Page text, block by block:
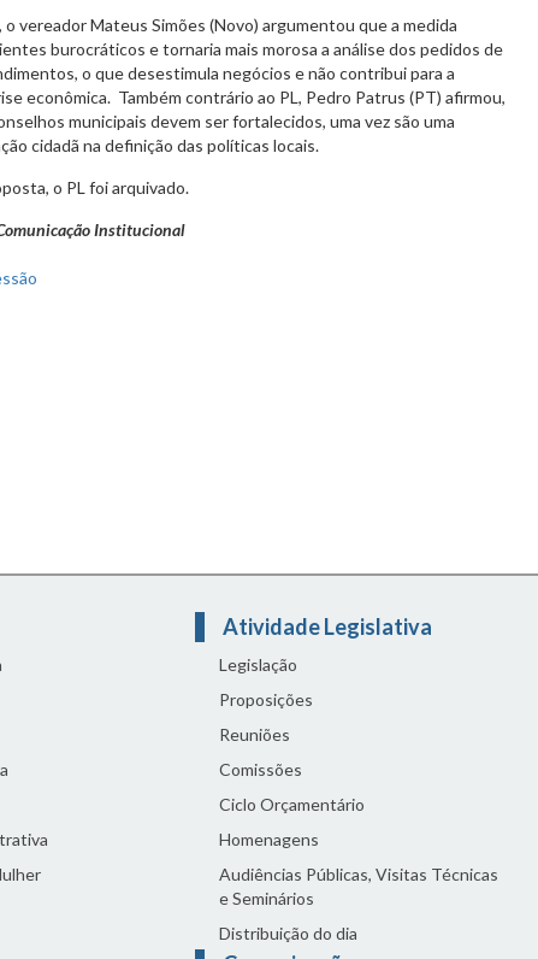
vereador Mateus Simões (Novo) argumentou que a medida
burocráticos e tornaria mais morosa a análise dos pedidos de
o que desestimula negócios e não contribui para a
econômica. Também contrário ao PL, Pedro Patrus (PT) afirmou,
municipais devem ser fortalecidos, uma vez são uma
cidadã na definição das políticas locais.
o PL foi arquivado.
Institucional
Atividade Legislativa
Legislação
Proposições
Reuniões
Comissões
Ciclo Orçamentário
Homenagens
Audiências Públicas, Visitas Técnicas
e Seminários
Distribuição do dia